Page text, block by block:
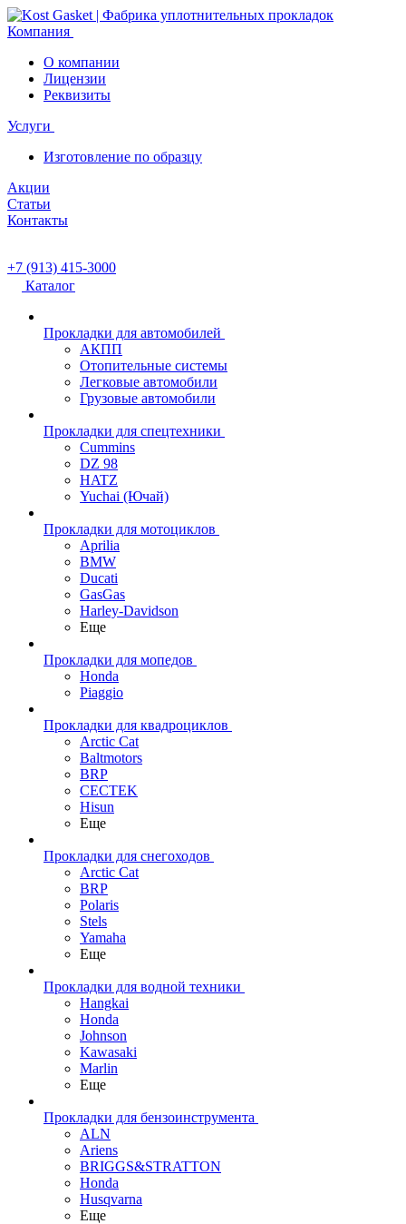
Компания
О компании
Лицензии
Реквизиты
Услуги
Изготовление по образцу
Акции
Статьи
Контакты
+7 (913) 415-3000
Каталог
Прокладки для автомобилей
АКПП
Отопительные системы
Легковые автомобили
Грузовые автомобили
Прокладки для спецтехники
Cummins
DZ 98
HATZ
Yuchai (Ючай)
Прокладки для мотоциклов
Aprilia
BMW
Ducati
GasGas
Harley-Davidson
Еще
Прокладки для мопедов
Honda
Piaggio
Прокладки для квадроциклов
Arctic Cat
Baltmotors
BRP
CECTEK
Hisun
Еще
Прокладки для снегоходов
Arctic Cat
BRP
Polaris
Stels
Yamaha
Еще
Прокладки для водной техники
Hangkai
Honda
Johnson
Kawasaki
Marlin
Еще
Прокладки для бензоинструмента
ALN
Ariens
BRIGGS&STRATTON
Honda
Husqvarna
Еще